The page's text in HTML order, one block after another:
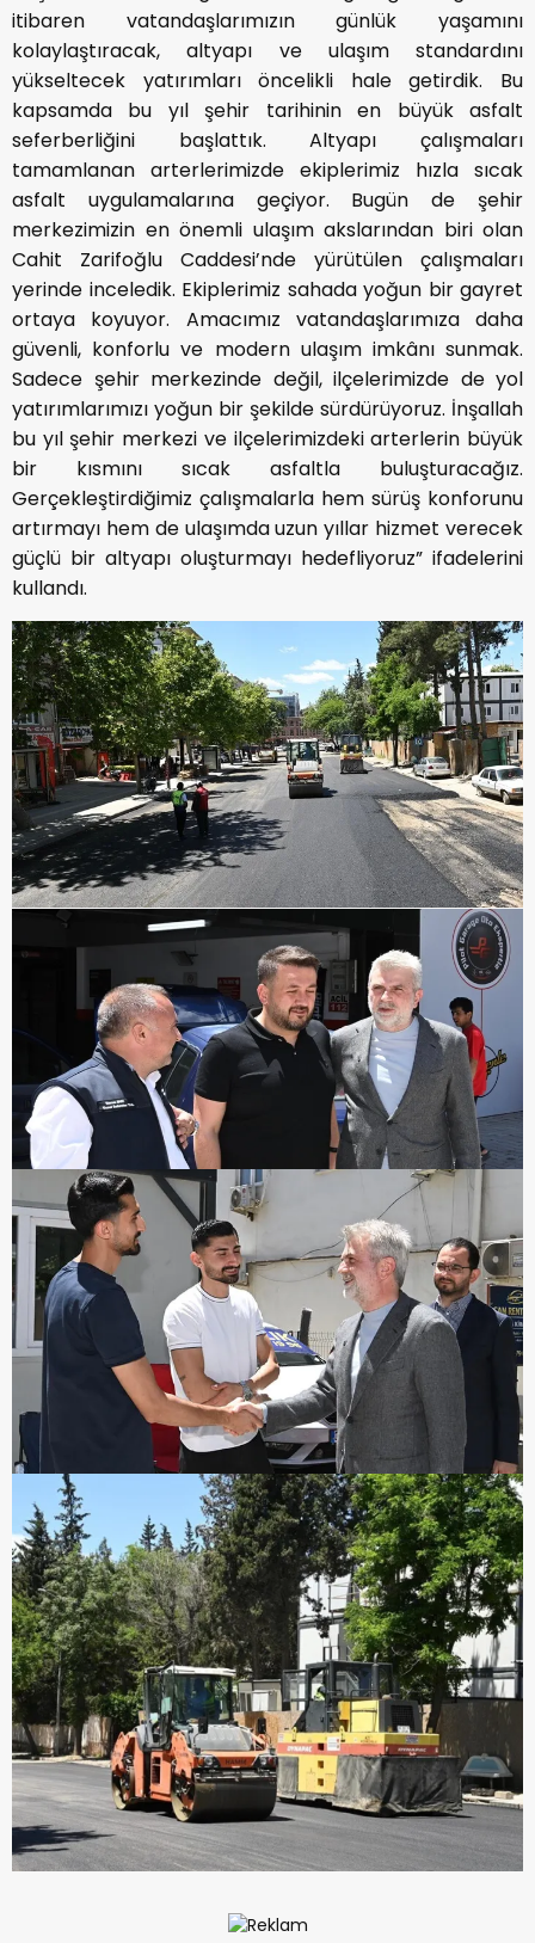
itibaren vatandaşlarımızın günlük yaşamını
kolaylaştıracak, altyapı ve ulaşım standardını
yükseltecek yatırımları öncelikli hale getirdik. Bu
kapsamda bu yıl şehir tarihinin en büyük asfalt
seferberliğini başlattık. Altyapı çalışmaları
tamamlanan arterlerimizde ekiplerimiz hızla sıcak
asfalt uygulamalarına geçiyor. Bugün de şehir
merkezimizin en önemli ulaşım akslarından biri olan
Cahit Zarifoğlu Caddesi’nde yürütülen çalışmaları
yerinde inceledik. Ekiplerimiz sahada yoğun bir gayret
ortaya koyuyor. Amacımız vatandaşlarımıza daha
güvenli, konforlu ve modern ulaşım imkânı sunmak.
Sadece şehir merkezinde değil, ilçelerimizde de yol
yatırımlarımızı yoğun bir şekilde sürdürüyoruz. İnşallah
bu yıl şehir merkezi ve ilçelerimizdeki arterlerin büyük
bir kısmını sıcak asfaltla buluşturacağız.
Gerçekleştirdiğimiz çalışmalarla hem sürüş konforunu
artırmayı hem de ulaşımda uzun yıllar hizmet verecek
güçlü bir altyapı oluşturmayı hedefliyoruz” ifadelerini
kullandı.